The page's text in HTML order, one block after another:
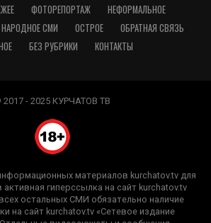
ФОТОРЕПОРТАЖ
НЕФОРМАЛЬНОЕ
НАРОДНОЕ СМИ ОСТРОЕ
ОБРАТНАЯ СВЯЗЬ
БЕЗ РУБРИКИ КОНТАКТЫ
2017 - 2025 КУРЧАТОВ ТВ
материалов kurchatov.tv для
гиперссылка на сайт kurchatov.tv
остальных СМИ обязательно наличие
на сайт kurchatov.tv «Сетевое издание